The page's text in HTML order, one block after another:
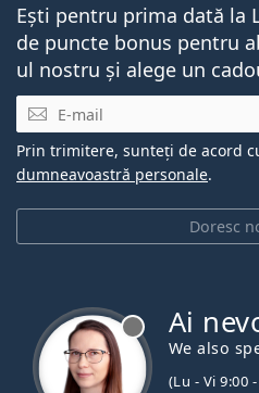
Ești pentru prima dată la
de puncte bonus pentru
ul nostru și alege un
E-mail
Doresc
Prin trimitere, sunteți de acord
dumneavoastră personale.
Ai
We also
(Lu - Vi 9:00